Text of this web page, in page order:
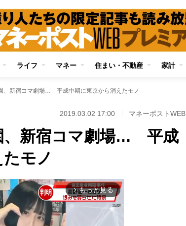
ライフ マネー 住まい・不動産 家計
、新宿コマ劇場… 平成中期に東京から消えたモノ
2019.03.02 17:00 マネーポストWEB
、新宿コマ劇場… 平成
モノ
arrow_forward_ios もっと見る